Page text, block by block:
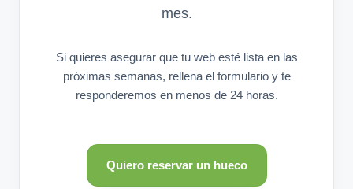
mes.
Si quieres asegurar que tu web esté lista en las
próximas semanas, rellena el formulario y te
responderemos en menos de 24 horas.
Quiero reservar un hueco